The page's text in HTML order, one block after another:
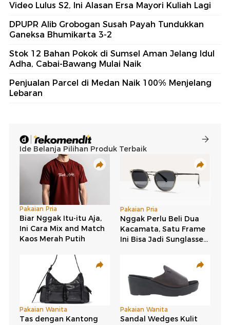
Video Lulus S2, Ini Alasan Ersa Mayori Kuliah Lagi
DPUPR Alib Grobogan Susah Payah Tundukkan
Ganeksa Bhumikarta 3-2
Stok 12 Bahan Pokok di Sumsel Aman Jelang Idul
Adha, Cabai-Bawang Mulai Naik
Penjualan Parcel di Medan Naik 100% Menjelang
Lebaran